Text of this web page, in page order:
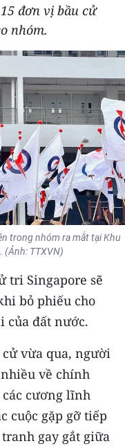
đơn vị bầu cử
nhóm.
trong nhóm ra mắt tại Khu
(Ảnh: TTXVN)
tri Singapore sẽ
bỏ phiếu cho
của đất nước.
vừa qua, người
về chính
các cương lĩnh
cuộc gặp gỡ tiếp
gay gắt giữa